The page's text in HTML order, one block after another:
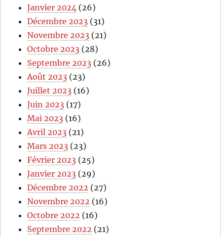
Janvier 2024 (26)
Décembre 2023 (31)
Novembre 2023 (21)
Octobre 2023 (28)
Septembre 2023 (26)
Août 2023 (23)
Juillet 2023 (16)
Juin 2023 (17)
Mai 2023 (16)
Avril 2023 (21)
Mars 2023 (23)
Février 2023 (25)
Janvier 2023 (29)
Décembre 2022 (27)
Novembre 2022 (16)
Octobre 2022 (16)
Septembre 2022 (21)